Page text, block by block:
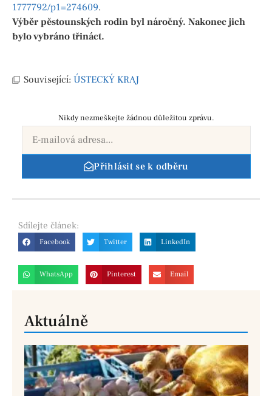
1777792/p1=274609.
Výběr pěstounských rodin byl náročný. Nakonec jich
bylo vybráno třináct.
Související: ÚSTECKÝ KRAJ
Nikdy nezmeškejte žádnou důležitou zprávu.
Přihlásit se k odběru
Sdílejte článek:
Facebook Twitter LinkedIn
WhatsApp Pinterest Email
Aktuálně